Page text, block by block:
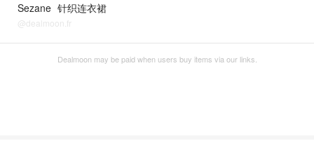
Sezane 针织连衣裙
@dealmoon.fr
Dealmoon may be paid when users buy items via our links.